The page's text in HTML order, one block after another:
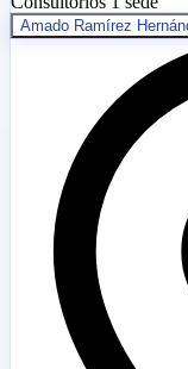
Amado Ramírez